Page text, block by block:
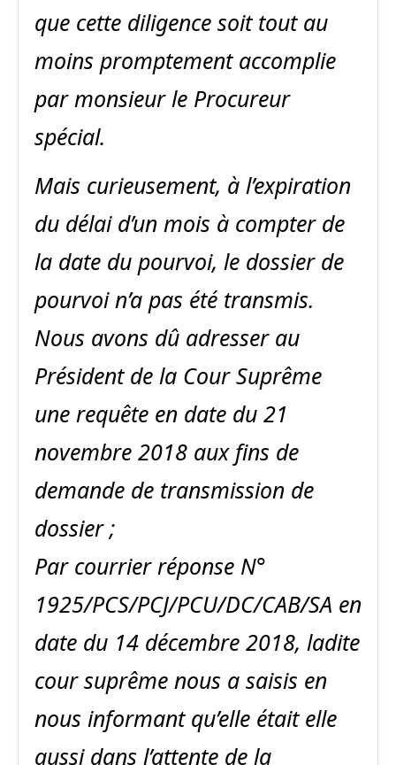
que cette diligence soit tout au
moins promptement accomplie
par monsieur le Procureur
spécial.
Mais curieusement, à l’expiration
du délai d’un mois à compter de
la date du pourvoi, le dossier de
pourvoi n’a pas été transmis.
Nous avons dû adresser au
Président de la Cour Suprême
une requête en date du 21
novembre 2018 aux fins de
demande de transmission de
dossier ;
Par courrier réponse N°
1925/PCS/PCJ/PCU/DC/CAB/SA en
date du 14 décembre 2018, ladite
cour suprême nous a saisis en
nous informant qu’elle était elle
aussi dans l’attente de la